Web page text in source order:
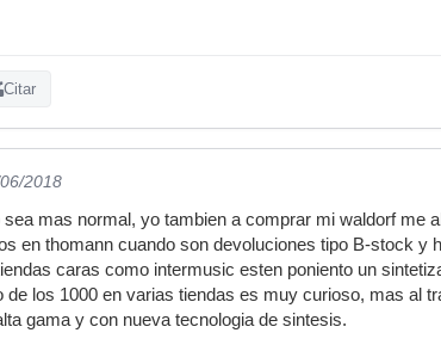
Citar
2018
mas normal, yo tambien a comprar mi waldorf me
en thomann cuando son devoluciones tipo B-stock y
caras como intermusic esten poniento un
de los 1000 en varias tiendas es muy curioso, mas al
gama y con nueva tecnologia de sintesis.